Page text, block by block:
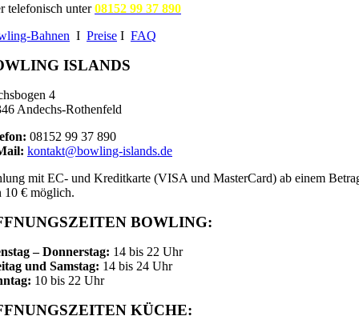
telefonisch unter08152 99 37 890
Bahnen I Preise I FAQ
ISLANDS
4
Andechs-Rothenfeld
08152 99 37 890
kontakt@bowling-islands.de
mit EC- und Kreditkarte (VISA und MasterCard) ab einem
10 € möglich.
BOWLING:
– Donnerstag: 14 bis 22 Uhr
und Samstag: 14 bis 24 Uhr
10 bis 22 Uhr
KÜCHE: